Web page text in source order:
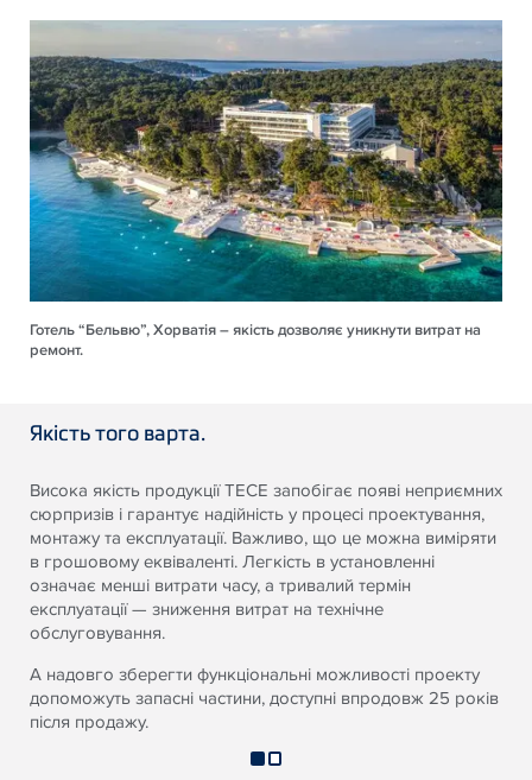
Готель “Бельвю”, Хорватія – якість дозволяє уникнути витрат на
ремонт.
Якість того варта.
Висока якість продукції ТЕСЕ запобігає появі неприємних
сюрпризів і гарантує надійність у процесі проектування,
монтажу та експлуатації. Важливо, що це можна виміряти
в грошовому еквіваленті. Легкість в установленні
означає менші витрати часу, а тривалий термін
експлуатації — зниження витрат на технічне
обслуговування.
А надовго зберегти функціональні можливості проекту
допоможуть запасні частини, доступні впродовж 25 років
після продажу.